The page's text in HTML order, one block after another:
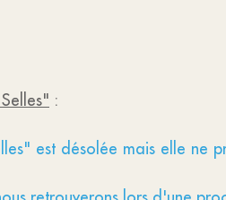
:
est désolée mais elle ne